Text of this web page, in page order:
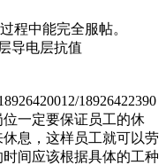
程中能完全服帖。
导电层抗值
18926422390
一定要保证员工的休
息，这样员工就可以劳
间应该根据具体的工种